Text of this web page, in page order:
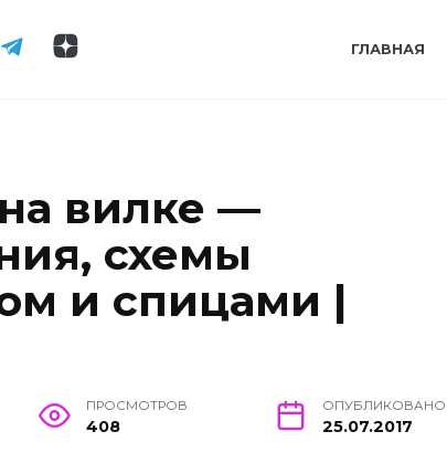
ГЛАВНАЯ
вилке —
схемы
и спицами |
ПРОСМОТРОВ
408
ОПУБЛИКОВАНО
25.07.2017